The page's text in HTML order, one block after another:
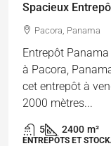
Spacieux
Pacora, Panama
Entrepôt
à Pacora,
cet entrepôt à
2000 mètres...
5 2400 m²
ENTREPÔTS ET